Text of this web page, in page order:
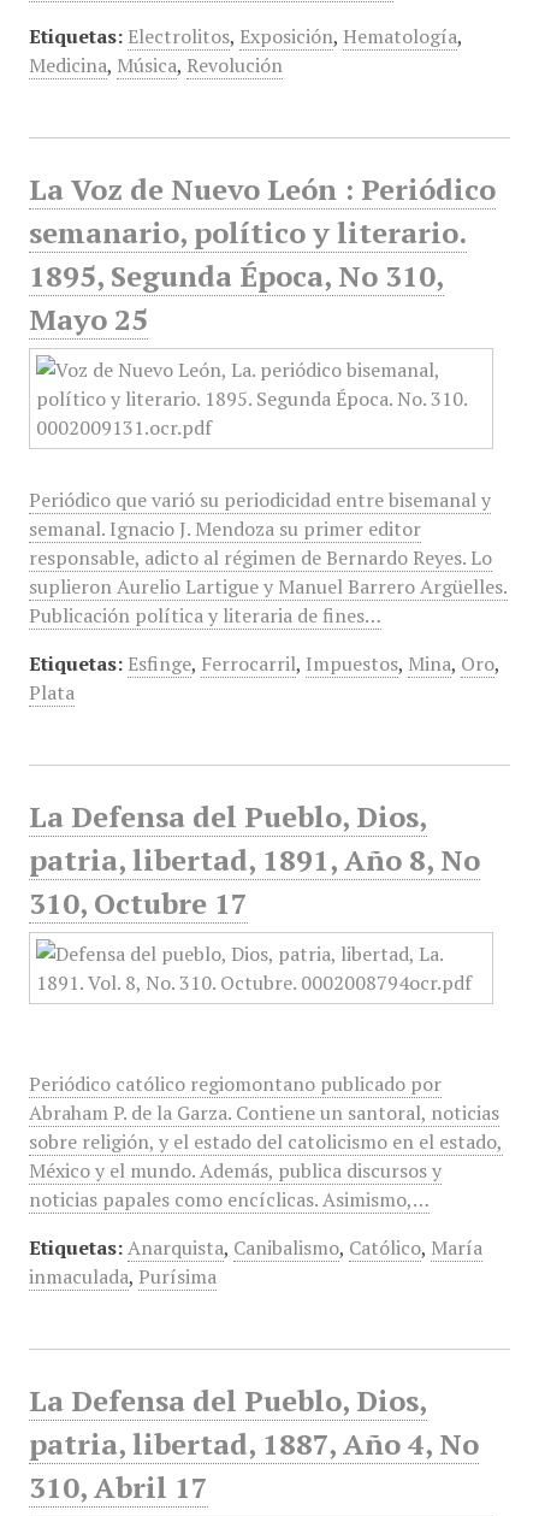
Etiquetas: Electrolitos, Exposición, Hematología,
Medicina, Música, Revolución
La Voz de Nuevo León : Periódico
semanario, político y literario.
1895, Segunda Época, No 310,
Mayo 25
Periódico que varió su periodicidad entre bisemanal y
semanal. Ignacio J. Mendoza su primer editor
responsable, adicto al régimen de Bernardo Reyes. Lo
suplieron Aurelio Lartigue y Manuel Barrero Argüelles.
Publicación política y literaria de fines…
Etiquetas: Esfinge, Ferrocarril, Impuestos, Mina, Oro,
Plata
La Defensa del Pueblo, Dios,
patria, libertad, 1891, Año 8, No
310, Octubre 17
Periódico católico regiomontano publicado por
Abraham P. de la Garza. Contiene un santoral, noticias
sobre religión, y el estado del catolicismo en el estado,
México y el mundo. Además, publica discursos y
noticias papales como encíclicas. Asimismo,…
Etiquetas: Anarquista, Canibalismo, Católico, María
inmaculada, Purísima
La Defensa del Pueblo, Dios,
patria, libertad, 1887, Año 4, No
310, Abril 17